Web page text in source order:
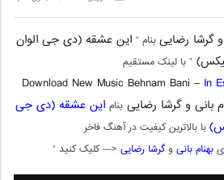
و گرشا رضاییبنام “ این عشقه (دی جی الوان
” با لینک مستقیم
Download New Music Behnam Bani – In
بانی و گرشا رضایی بنام این عشقه (دی جی
با بالاترین کیفیت در آهنگ فاخر
بهنام بانی وگرشا رضایی <— کلیک کنید “